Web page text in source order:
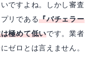
ですよね。しかし審査
リである『バチェラー
極めて低いです。業者
ゼロとは言えません。